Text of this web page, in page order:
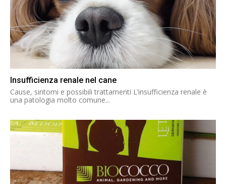
Insufficienza renale nel cane
Cause, sintomi e possibili trattamenti L’insufficienza renale è
una patologia molto comune...